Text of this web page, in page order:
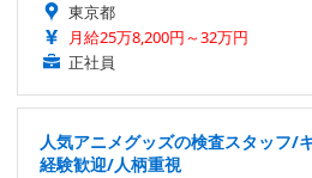
東京都
月給25万8,200円～32万円
正社員
人気アニメグッズの検査スタッフ/
経験歓迎/人柄重視